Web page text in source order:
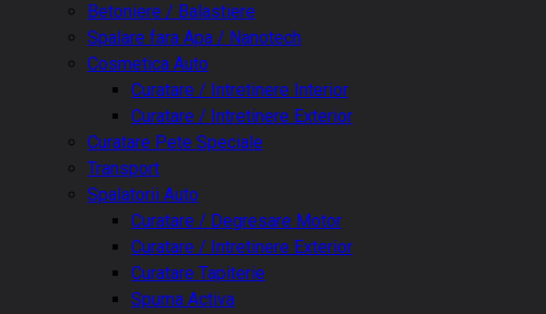
Betoniere / Balastiere
Spalare fara Apa / Nanotech
Cosmetica Auto
Curatare / Intretinere Interior
Curatare / Intretinere Exterior
Curatare Pete Speciale
Transport
Spalatorii Auto
Curatare / Degresare Motor
Curatare / Intretinere Exterior
Curatare Tapiterie
Spuma Activa